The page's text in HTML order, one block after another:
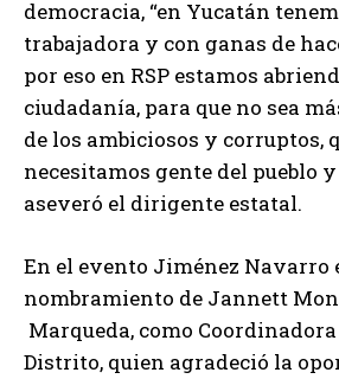
democracia, “en Yucatán
trabajadora y con ganas de
por eso en RSP estamos
ciudadanía, para que no sea
de los ambiciosos y corruptos,
necesitamos gente del pueblo y
aseveró el dirigente estatal.
En el evento Jiménez Navarro
nombramiento de Jannett
Marqueda, como
Distrito, quien agradeció la